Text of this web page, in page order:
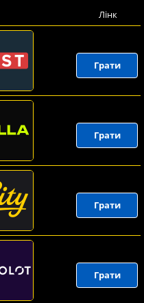
Лінк
Грати
Грати
Грати
Грати